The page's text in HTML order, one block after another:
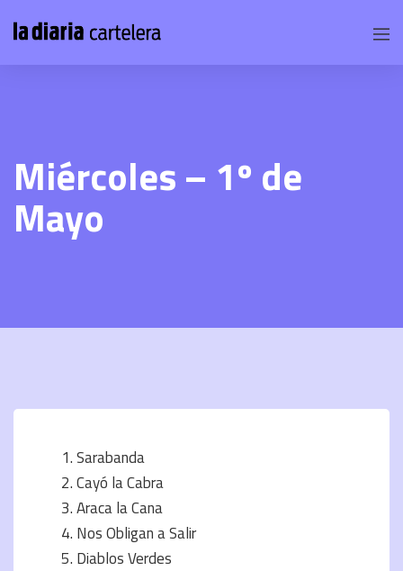
Miércoles – 1º de
Mayo
Sarabanda
Cayó la Cabra
Araca la Cana
Nos Obligan a Salir
Diablos Verdes